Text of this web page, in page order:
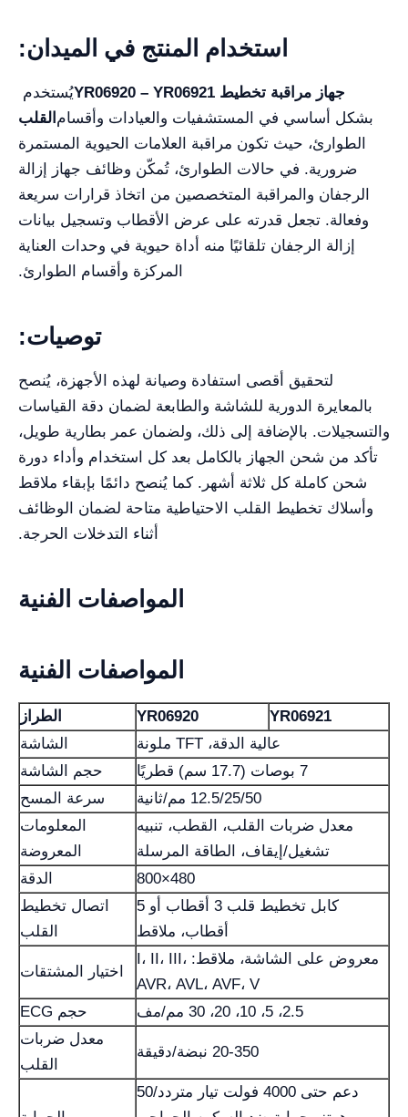
استخدام المنتج في الميدان:
يُستخدمYR06920 – YR06921 جهاز مراقبة تخطيط
القلب بشكل أساسي في المستشفيات والعيادات وأقسام
الطوارئ، حيث تكون مراقبة العلامات الحيوية المستمرة
ضرورية. في حالات الطوارئ، تُمكّن وظائف جهاز إزالة
الرجفان والمراقبة المتخصصين من اتخاذ قرارات سريعة
وفعالة. تجعل قدرته على عرض الأقطاب وتسجيل بيانات
إزالة الرجفان تلقائيًا منه أداة حيوية في وحدات العناية
المركزة وأقسام الطوارئ.
توصيات:
لتحقيق أقصى استفادة وصيانة لهذه الأجهزة، يُنصح
بالمعايرة الدورية للشاشة والطابعة لضمان دقة القياسات
والتسجيلات. بالإضافة إلى ذلك، ولضمان عمر بطارية طويل،
تأكد من شحن الجهاز بالكامل بعد كل استخدام وأداء دورة
شحن كاملة كل ثلاثة أشهر. كما يُنصح دائمًا بإبقاء ملاقط
وأسلاك تخطيط القلب الاحتياطية متاحة لضمان الوظائف
أثناء التدخلات الحرجة.
المواصفات الفنية
المواصفات الفنية
الطراز YR06920
YR06921
الشاشة
عالية الدقة، TFT ملونة
حجم الشاشة
7 بوصات (17.7 سم) قطريًا
سرعة المسح
12.5/25/50 مم/ثانية
المعلومات
المعروضة
معدل ضربات القلب، القطب، تنبيه
تشغيل/إيقاف، الطاقة المرسلة
الدقة
800×480
اتصال تخطيط
القلب
كابل تخطيط قلب 3 أقطاب أو 5
أقطاب، ملاقط
اختيار المشتقات
معروض على الشاشة، ملاقط: I، II، III،
AVR، AVL، AVF، V
حجم ECG
2.5، 5، 10، 20، 30 مم/مف
معدل ضربات
القلب
20-350 نبضة/دقيقة
دعم حتى 4000 فولت تيار متردد/50